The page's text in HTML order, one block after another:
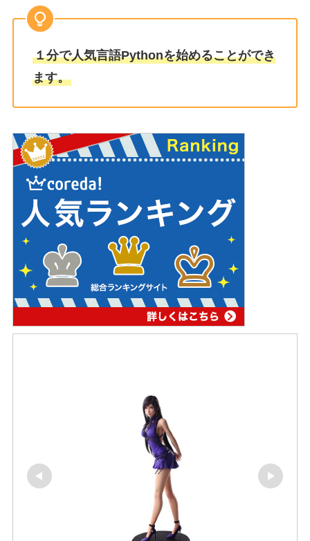
１分で人気言語Pythonを始めることができ
ます。